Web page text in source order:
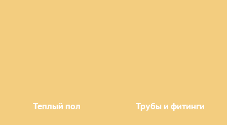
Теплый пол Трубы и фитинги